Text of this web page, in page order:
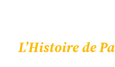
L’Histoire de